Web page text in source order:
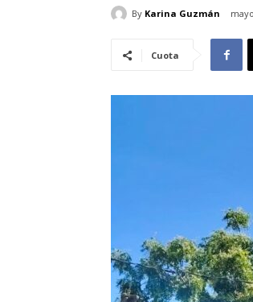
By Karina Guzmán
Cuota